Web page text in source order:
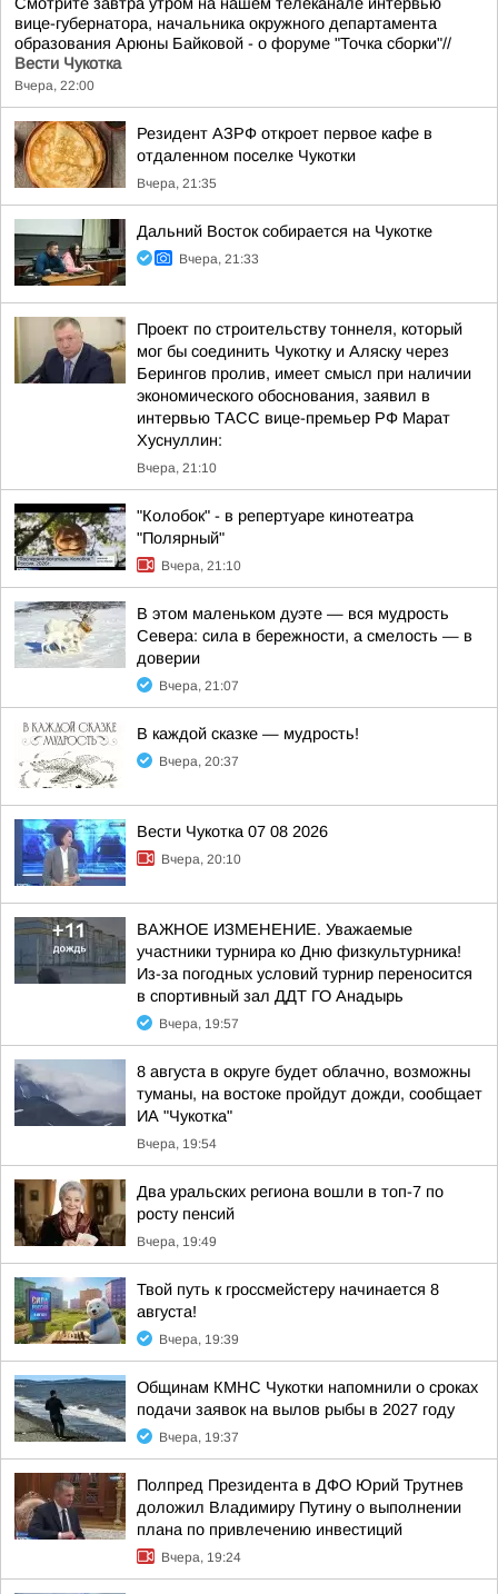
вице-губернатора, начальника окружного департамента
образования Арюны Байковой - о форуме "Точка сборки"//
Вести Чукотка
Вчера, 22:00
Резидент АЗРФ откроет первое кафе в
отдаленном поселке Чукотки
Вчера, 21:35
Дальний Восток собирается на Чукотке
Вчера, 21:33
Проект по строительству тоннеля, который
мог бы соединить Чукотку и Аляску через
Берингов пролив, имеет смысл при наличии
экономического обоснования, заявил в
интервью ТАСС вице-премьер РФ Марат
Хуснуллин:
Вчера, 21:10
"Колобок" - в репертуаре кинотеатра
"Полярный"
Вчера, 21:10
В этом маленьком дуэте — вся мудрость
Севера: сила в бережности, а смелость — в
доверии
Вчера, 21:07
В каждой сказке — мудрость!
Вчера, 20:37
Вести Чукотка 07 08 2026
Вчера, 20:10
ВАЖНОЕ ИЗМЕНЕНИЕ. Уважаемые
участники турнира ко Дню физкультурника!
Из-за погодных условий турнир переносится
в спортивный зал ДДТ ГО Анадырь
Вчера, 19:57
8 августа в округе будет облачно, возможны
туманы, на востоке пройдут дожди, сообщает
ИА "Чукотка"
Вчера, 19:54
Два уральских региона вошли в топ-7 по
росту пенсий
Вчера, 19:49
Твой путь к гроссмейстеру начинается 8
августа!
Вчера, 19:39
Общинам КМНС Чукотки напомнили о сроках
подачи заявок на вылов рыбы в 2027 году
Вчера, 19:37
Полпред Президента в ДФО Юрий Трутнев
доложил Владимиру Путину о выполнении
плана по привлечению инвестиций
Вчера, 19:24